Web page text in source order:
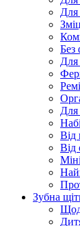
Для
Без
Для
Для
Від
Від
Зубна